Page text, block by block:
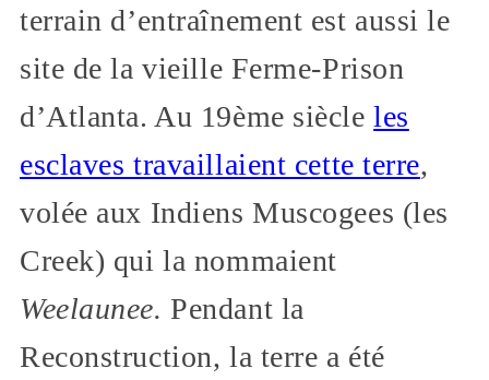
terrain d’entraînement est aussi le
site de la vieille Ferme-Prison
d’Atlanta. Au 19ème siècleles
esclaves travaillaient cette terre,
volée aux Indiens Muscogees (les
Creek) qui la nommaient
Weelaunee. Pendant la
Reconstruction, la terre a été